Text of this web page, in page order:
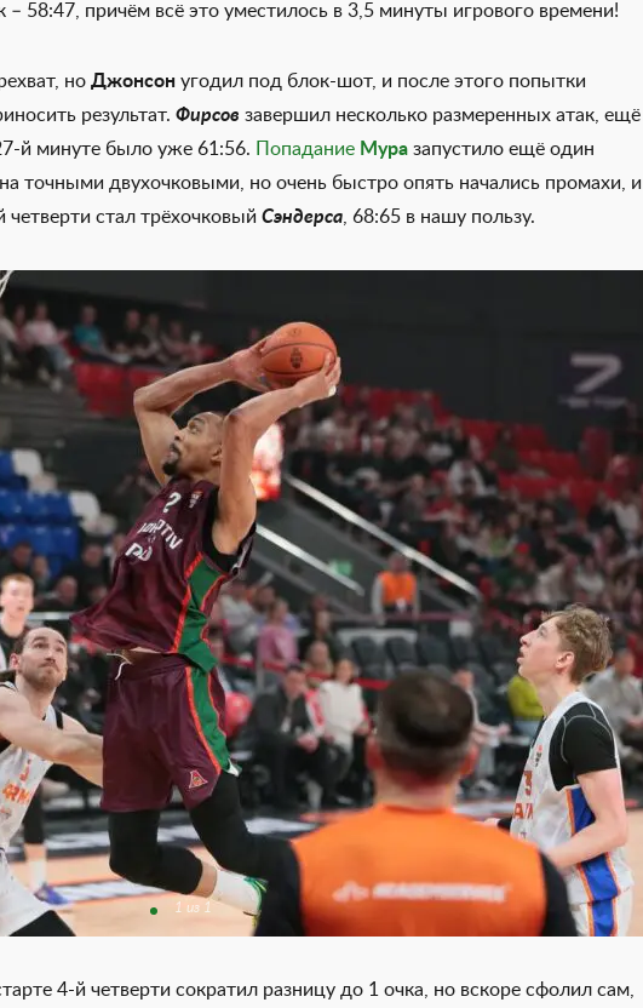
58:47, причём всё это уместилось в 3,5 минуты игрового времени!
но Джонсон угодил под блок-шот, и после этого попытки
результат. Фирсов завершил несколько размеренных атак, ещё
й минуте было уже 61:56. Попадание Мура запустило ещё один
точными двухочковыми, но очень быстро опять начались промахи, и
стал трёхочковый Сэндерса , 68:65 в нашу пользу.
1 из 1
4-й четверти сократил разницу до 1 очка, но вскоре сфолил сам,